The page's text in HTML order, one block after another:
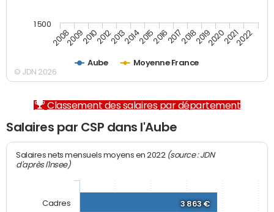
Aube Moyenne France
20082009201020122013201420152016201720182019202020212022
1 500
© JDN 2026
Classement des salaires par département
Salaires par CSP dans l'Aube
Salaires nets mensuels moyens en 2022 (source : JDN
d'après l'Insee)
3 863 €
Cadres